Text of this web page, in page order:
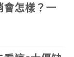
會怎樣？一